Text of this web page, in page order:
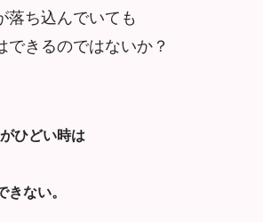
落ち込んでいても
できるのではないか？
ひどい時は
きない。